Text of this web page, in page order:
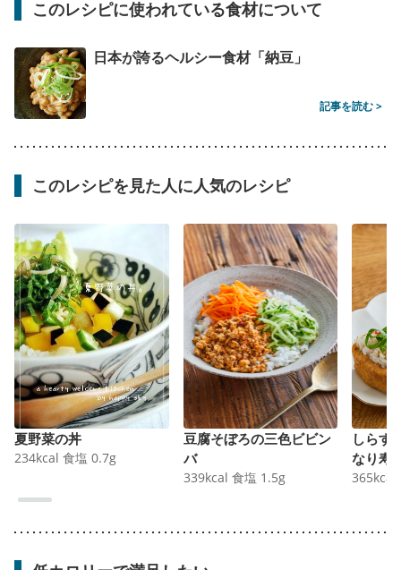
このレシピに使われている食材について
日本が誇るヘルシー食材「納豆」
記事を読む >
このレシピを見た人に人気のレシピ
夏野菜の丼
234kcal 食塩 0.7g
豆腐そぼろの三色ビビン
バ
339kcal 食塩 1.5g
しらす
なり寿
365kcal